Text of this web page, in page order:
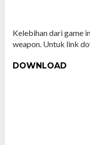
Kelebihan dari game
weapon. Untuk link
DOWNLOAD